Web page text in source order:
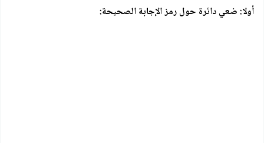
أولا: ضعي دائرة حول رمز الإجابة الصحيحة: